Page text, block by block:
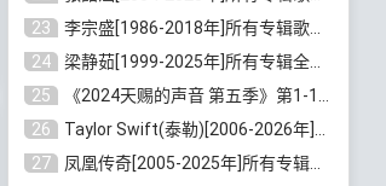
23
李宗盛[1986-2018年]所有专辑歌曲合集打包[无损FLAC/MP3/8.82GB]百度云网盘下载
24
梁静茹[1999-2025年]所有专辑全部歌曲打包[无损FLAC/MP3/10.71GB]百度云网盘下载
25
《2024天赐的声音 第五季》第1-12期歌曲[无损FLAC/MP3]百度云网盘下载
26
Taylor Swift(泰勒)[2006-2026年]所有歌曲合集打包[无损FLAC/MP3/23.78GB]百度云网盘下载
27
凤凰传奇[2005-2025年]所有专辑歌曲合集[无损WAV/FLAC+MP3/11.62GB]百度云网盘下载